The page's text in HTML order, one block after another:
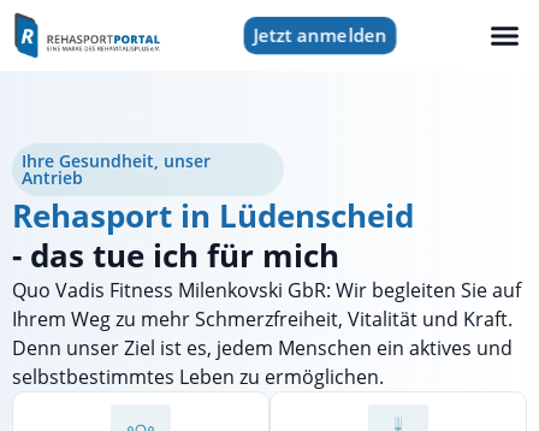
Jetzt anmelden
Ihre Gesundheit, unser
Antrieb
Rehasport in Lüdenscheid
- das tue ich für mich
Quo Vadis Fitness Milenkovski GbR: Wir begleiten Sie auf
Ihrem Weg zu mehr Schmerzfreiheit, Vitalität und Kraft.
Denn unser Ziel ist es, jedem Menschen ein aktives und
selbstbestimmtes Leben zu ermöglichen.